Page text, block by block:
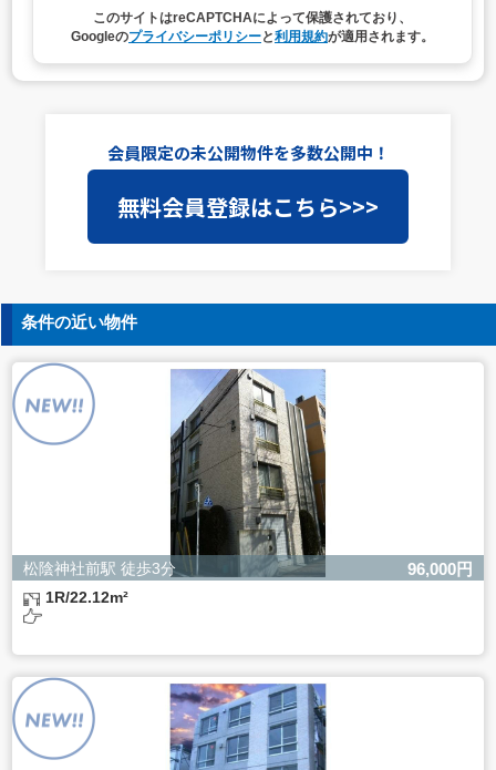
（1）お問い合わせ対応（本人への連絡を含む）のため
4. 個人情報取扱いの委託
当社は事業運営上、前項利用目的の範囲に限って個人情報
を外部に委託することがあります。この場合、個人情報保
護水準の高い委託先を選定し、個人情報の適正管理・機密
保持についての契約を交わし、適切な管理を実施させま
5. 個人情報の開示等の請求
ご本人様は、当社に対してご自身の個人情報の開示等（利
用目的の通知、開示、内容の訂正・追加・削除、利用の停
止または消去、第三者への提供の停止）に関して、下記の
当社問合わせ窓口に申し出ることができます。その際、当
社はお客様ご本人を確認させていただいたうえで、合理的
な間内に対応いたします。
【お問合せ窓口】
株式会社バレッグス 個人情報問合せ窓口
住所 東京都目黒区鷹番2-5-21
電話 03-3794-1115
お問合せメールアドレス privacy@balleggs.co.jp
受付時間：平日10：30～17：00 ※弊社公休日を除く
よるものです。
ただし、必要な項目をいただけない場合、適切な対応がで
きない場合があります。
このサイトはreCAPTCHAによって保護されており、
Googleのプライバシーポリシーと利用規約が適用されます。
会員限定の未公開物件を多数公開中！
無料会員登録はこちら>>>
条件の近い物件
松陰神社前駅 徒歩3分 96,000円
1R/22.12m²